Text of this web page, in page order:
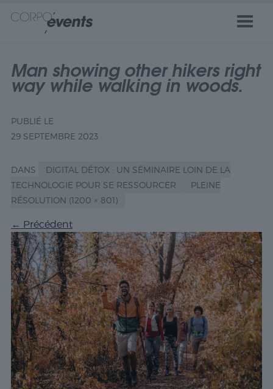
Man showing other hikers right
way while walking in woods.
PUBLIÉ LE
29 SEPTEMBRE 2023
DANS
DIGITAL DÉTOX : UN SÉMINAIRE LOIN DE LA
TECHNOLOGIE POUR SE RESSOURCER
PLEINE
RÉSOLUTION (1200 × 801)
← Précédent